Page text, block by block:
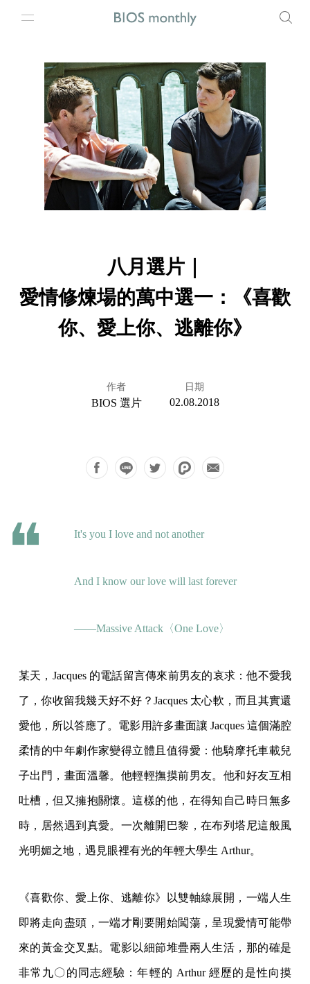
八月選片｜
愛情修煉場的萬中選一：《喜歡
你、愛上你、逃離你》
作者
BIOS 選片
日期
02.08.2018
It's you I love and not another
And I know our love will last forever
——Massive Attack〈One Love〉
某天，Jacques 的電話留言傳來前男友的哀求：他不愛我
了，你收留我幾天好不好？Jacques 太心軟，而且其實還
愛他，所以答應了。電影用許多畫面讓 Jacques 這個滿腔
柔情的中年劇作家變得立體且值得愛：他騎摩托車載兒
子出門，畫面溫馨。他輕輕撫摸前男友。他和好友互相
吐槽，但又擁抱關懷。這樣的他，在得知自己時日無多
時，居然遇到真愛。一次離開巴黎，在布列塔尼這般風
光明媚之地，遇見眼裡有光的年輕大學生 Arthur。
《喜歡你、愛上你、逃離你》以雙軸線展開，一端人生
即將走向盡頭，一端才剛要開始闖蕩，呈現愛情可能帶
來的黃金交叉點。電影以細節堆疊兩人生活，那的確是
非常九〇的同志經驗：年輕的 Arthur 經歷的是性向摸